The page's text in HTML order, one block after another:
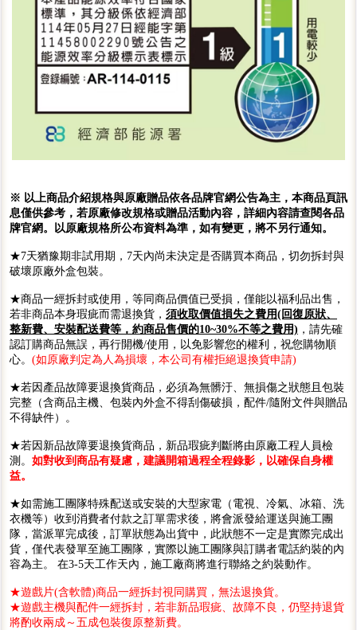
※ 以上商品介紹規格與原廠贈品依各品牌官網公告為主，本商品頁訊
息僅供參考，若原廠修改規格或贈品活動內容，詳細內容請查閱各品
牌官網。以原廠規格所公布資料為準，如有變更，將不另行通知。
★7天猶豫期非試用期，7天內尚未決定是否購買本商品，切勿拆封與
破壞原廠外盒包裝。
★商品一經拆封或使用，等同商品價值已受損，僅能以福利品出售，
若非商品本身瑕疵而需退換貨， 須收取價值損失之費用(回復原狀、
整新費、安裝配送費等，約商品售價的10~30%不等之費用) ，請先確
認訂購商品無誤，再行開機/使用，以免影響您的權利，祝您購物順
心。 (如原廠判定為人為損壞，本公司有權拒絕退換貨申請)
★若因產品故障要退換貨商品，必須為無髒汙、無損傷之狀態且包裝
完整（含商品主機、包裝內外盒不得刮傷破損，配件/隨附文件與贈品
不得缺件）。
★若因新品故障要退換貨商品，新品瑕疵判斷將由原廠工程人員檢
測。 如對收到商品有疑慮，建議開箱過程全程錄影，以確保自身權
益。
★如需施工團隊特殊配送或安裝的大型家電（電視、冷氣、冰箱、洗
衣機等）收到消費者付款之訂單需求後，將會派發給運送與施工團
隊，當派單完成後，訂單狀態為出貨中，此狀態不一定是實際完成出
貨，僅代表發單至施工團隊，實際以施工團隊與訂購者電話約裝的內
容為主。 在3-5天工作天內，施工廠商將進行聯絡之約裝動作。
★遊戲片(含軟體)商品一經拆封視同購買，無法退換貨。
★遊戲主機與配件一經拆封，若非新品瑕疵、故障不良，仍堅持退貨
將酌收兩成～五成包裝復原整新費。